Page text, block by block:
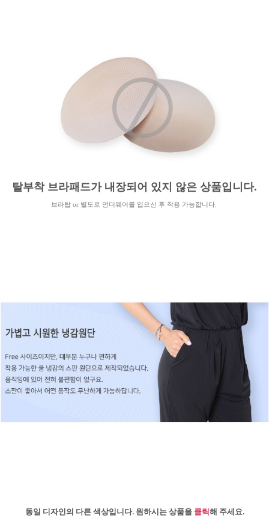
탈부착 브라패드가 내장되어 있지 않은 상품입니다.
브라탑 or 별도로 언더웨어를 입으신 후 착용 가능합니다.
동일 디자인의 다른 색상입니다. 원하시는 상품을 클릭해 주세요.